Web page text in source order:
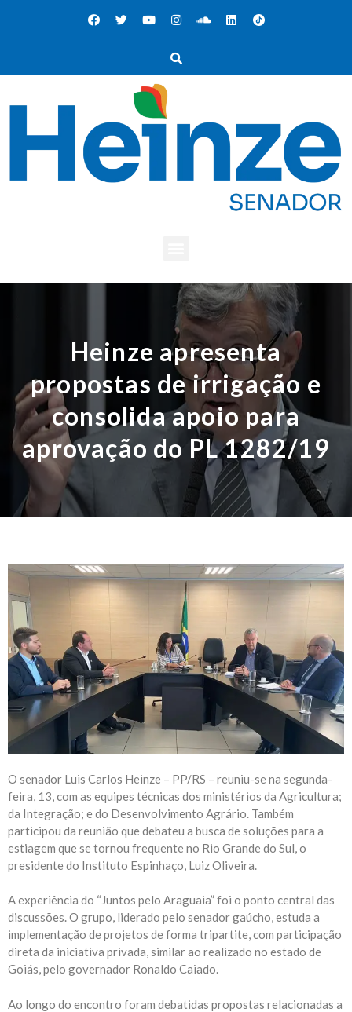
Heinze apresenta
propostas de irrigação e
consolida apoio para
aprovação do PL 1282/19
O senador Luis Carlos Heinze – PP/RS – reuniu-se na segunda-
feira, 13, com as equipes técnicas dos ministérios da Agricultura;
da Integração; e do Desenvolvimento Agrário. Também
participou da reunião que debateu a busca de soluções para a
estiagem que se tornou frequente no Rio Grande do Sul, o
presidente do Instituto Espinhaço, Luiz Oliveira.
A experiência do “Juntos pelo Araguaia” foi o ponto central das
discussões. O grupo, liderado pelo senador gaúcho, estuda a
implementação de projetos de forma tripartite, com participação
direta da iniciativa privada, similar ao realizado no estado de
Goiás, pelo governador Ronaldo Caiado.
Ao longo do encontro foram debatidas propostas relacionadas a